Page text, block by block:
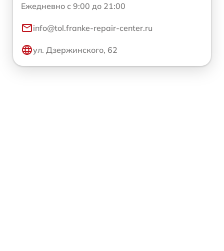
Ежедневно с 9:00 до 21:00
info@tol.franke-repair-center.ru
ул. Дзержинского, 62